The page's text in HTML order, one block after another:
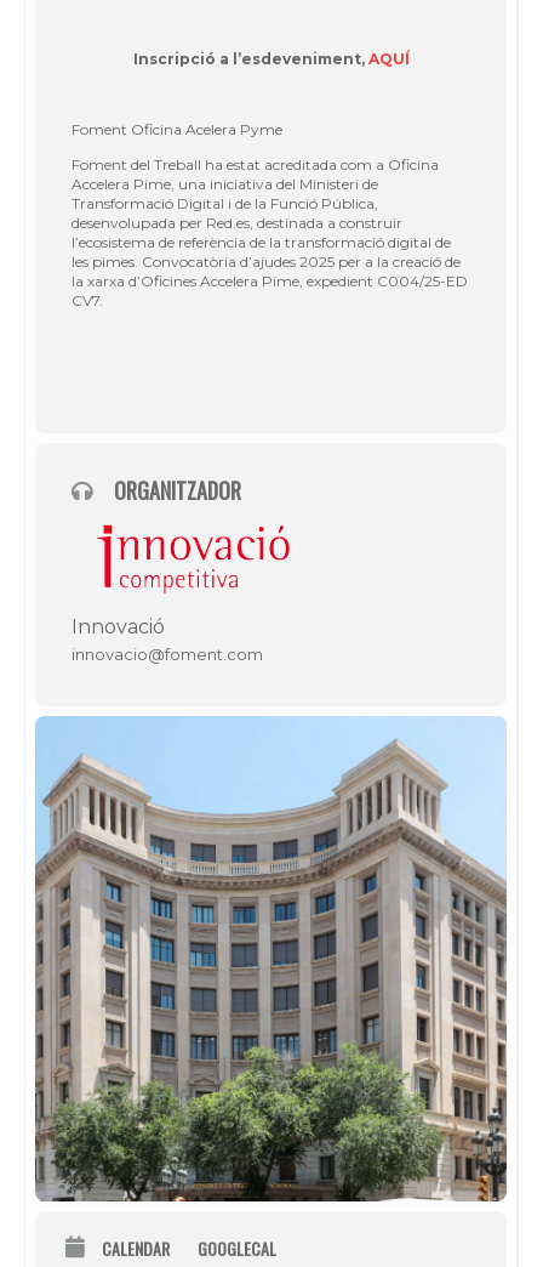
Inscripció a l’esdeveniment, AQUÍ
Foment Oficina Acelera Pyme
Foment del Treball ha estat acreditada com a Oficina
Accelera Pime, una iniciativa del Ministeri de
Transformació Digital i de la Funció Pública,
desenvolupada per Red.es, destinada a construir
l’ecosistema de referència de la transformació digital de
les pimes. Convocatòria d’ajudes 2025 per a la creació de
la xarxa d’Oficines Accelera Pime, expedient C004/25-ED
CV7.
ORGANITZADOR
Innovació
innovacio@foment.com
CALENDAR GOOGLECAL